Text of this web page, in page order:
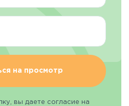
на просмотр
вы даете согласие на